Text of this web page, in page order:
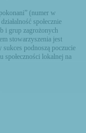
(numer w
społecznie
i grup zagrożonych
stowarzyszenia jest
podnoszą poczucie
społeczności lokalnej na